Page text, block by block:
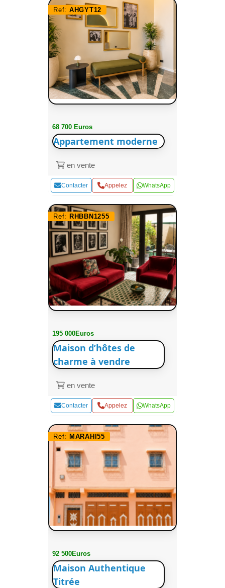
Ref: AHGYT12
68 700 Euros
Appartement moderne
en vente
Contacter Appelez WhatsApp
Ref: RHBBN1255
195 000Euros
Maison d’hôtes de
charme à vendre
en vente
Contacter Appelez WhatsApp
Ref: MARAHI55
92 500Euros
Maison Authentique
Titrée